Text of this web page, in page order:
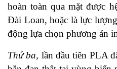
hoàn toàn qua mặt được
Đài Loan, hoặc là lực
động lựa chọn phương án
Thứ ba, lần đầu tiên PLA